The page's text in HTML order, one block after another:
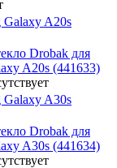
Galaxy A20s
Drobak для
A20s (441633)
Galaxy A30s
Drobak для
A30s (441634)